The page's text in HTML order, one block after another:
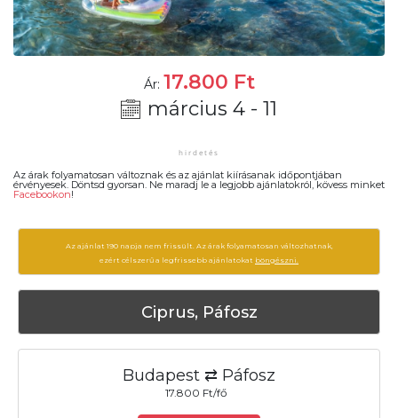
Ár: 17.800 Ft
március 4 - 11
Az árak folyamatosan változnak és az ajánlat kiírásanak időpontjában
érvényesek. Döntsd gyorsan. Ne maradj le a legjobb ajánlatokról, kövess minket
Facebookon!
Az ajánlat 190 napja nem frissült. Az árak folyamatosan változhatnak,
ezért célszerű a legfrissebb ajánlatokat böngészni.
Ciprus, Páfosz
Budapest ⇄ Páfosz
17.800 Ft/fő